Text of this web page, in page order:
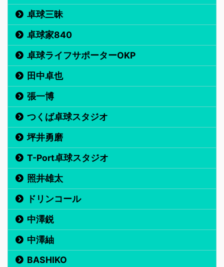
卓球三昧
卓球家840
卓球ライフサポーターOKP
田中卓也
張一博
つくば卓球スタジオ
坪井勇磨
T-Port卓球スタジオ
照井雄太
ドリンコール
中澤鋭
中澤紬
BASHIKO